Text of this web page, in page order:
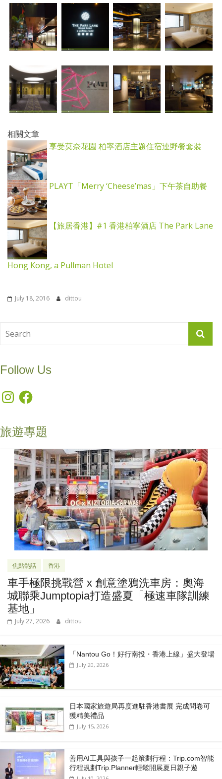
相關文章
享受莫奈花園 柏寧酒店主題住宿連野餐套裝
PLAYT「Merry ‘Cheese’mas」下午茶自助餐
【旅居香港】#1 香港柏寧酒店 The Park Lane
Hong Kong, a Pullman Hotel
July 18, 2016 dittou
Follow Us
InstagramFacebook
旅遊專題
焦點熱話 香港
車手極限挑戰營 x 創意塗鴉洗車房：奧海
城聯乘Jumptopia打造盛夏「極速車隊訓練
基地」
July 27, 2026 dittou
「Nantou Go！好行南投・香港上線」盛大登場
July 20, 2026
日本國家旅遊局再度進駐香港書展 完成問卷可
獲精美禮品
July 15, 2026
善用AI工具與孩子一起策劃行程：Trip.com智能
行程規劃Trip.Planner輕鬆開展夏日親子遊